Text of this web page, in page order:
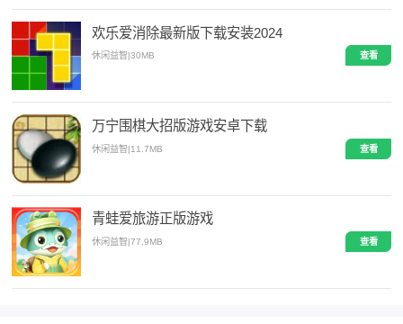
欢乐爱消除最新版下载安装2024
休闲益智|30MB 查看
万宁围棋大招版游戏安卓下载
休闲益智|11.7MB 查看
青蛙爱旅游正版游戏
休闲益智|77.9MB 查看